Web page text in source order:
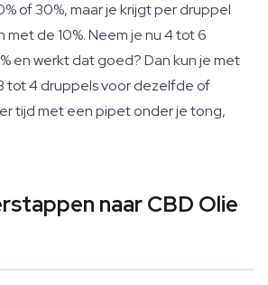
of 30%, maar je krijgt per druppel
de 10%. Neem je nu 4 tot 6
en werkt dat goed? Dan kun je met
tot 4 druppels voor dezelfde of
tijd met een pipet onder je tong,
naar CBD Olie